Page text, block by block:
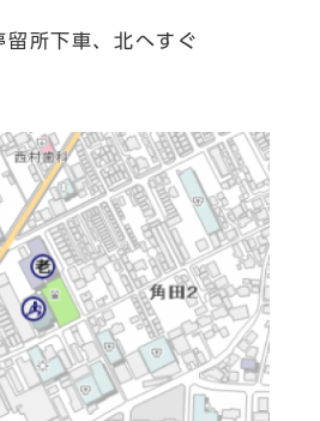
所下車、北へすぐ